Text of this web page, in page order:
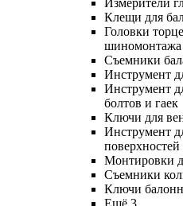
Измерители
Клещи для
Головки
шиномонтажа
Съемники
Инструмент
Инструмент
болтов и гаек
Ключи для
Инструмент
Монтировки
Съемники
Ключи